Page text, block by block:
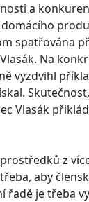
a
spatřována
Na
vyzdvihl
Vlasák
z
aby
řadě je třeba